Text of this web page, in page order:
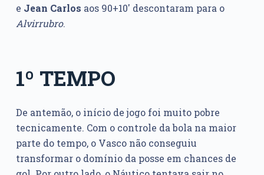
e Jean Carlos aos 90+10′ descontaram para o
Alvirrubro.
1º TEMPO
De antemão, o início de jogo foi muito pobre
tecnicamente. Com o controle da bola na maior
parte do tempo, o Vasco não conseguiu
transformar o domínio da posse em chances de